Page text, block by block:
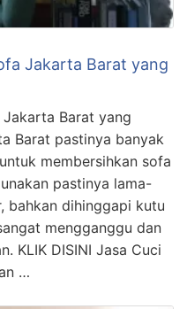
Jakarta Barat yang
Barat yang
Barat pastinya banyak
membersihkan sofa
pastinya lama-
bahkan dihinggapi kutu
mengganggu dan
KLIK DISINI Jasa Cuci
…